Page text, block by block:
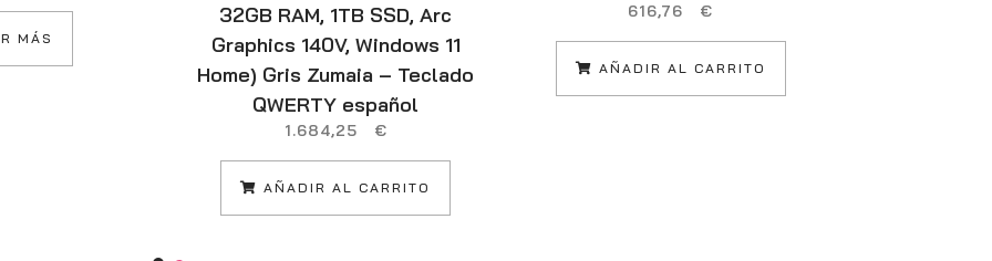
MÁS
32GB RAM, 1TB SSD, Arc
Graphics 140V, Windows 11
Home) Gris Zumaia – Teclado
QWERTY español
1.684,25 €
AÑADIR AL CARRITO
616,76 €
AÑADIR AL CARRITO